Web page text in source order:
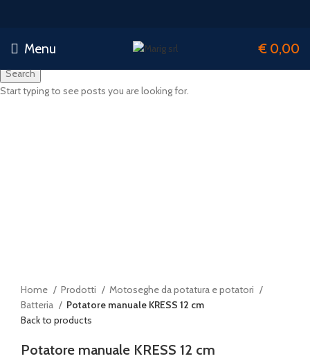
Menu € 0,00
Home Prodotti
Motoseghe da potatura e potatori
Batteria
Potatore manuale KRESS 12 cm
Back to products
Potatore manuale KRESS 12 cm
Search
Start typing to see posts you are looking for.